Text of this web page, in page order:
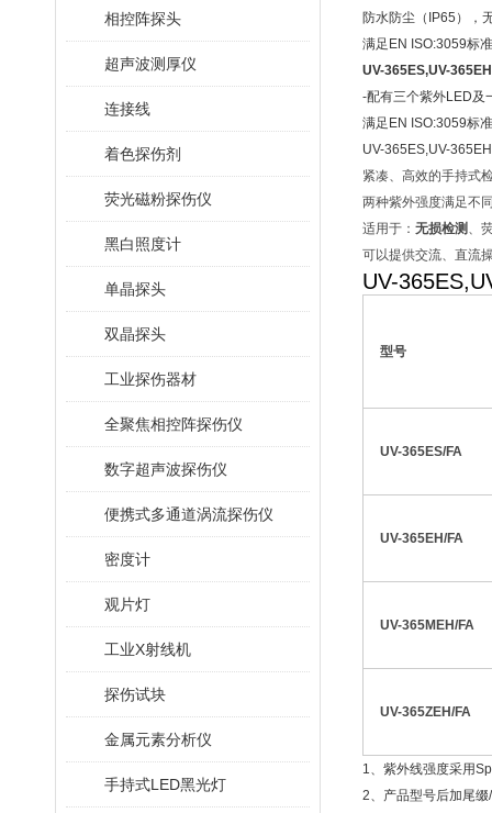
相控阵探头
超声波测厚仪
连接线
着色探伤剂
荧光磁粉探伤仪
黑白照度计
单晶探头
双晶探头
工业探伤器材
全聚焦相控阵探伤仪
数字超声波探伤仪
便携式多通道涡流探伤仪
密度计
观片灯
工业X射线机
探伤试块
金属元素分析仪
手持式LED黑光灯
防水防尘（IP65），
满足EN ISO:3059标准
UV-365ES,UV-
-配有三个紫外LED
满足EN ISO:3059标准
UV-365ES,UV-
紧凑、高效的手持式
两种紫外强度满足不
适用于： 无损检测 、
可以提供交流、直流
UV-
型号
UV-365ES/FA
UV-365EH/FA
UV-365MEH/FA
UV-365ZEH/FA
1、紫外线强度采用
2、产品型号后加尾